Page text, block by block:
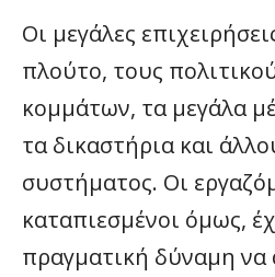
Οι μεγάλες
πλούτο, τους
κομμάτων, τα μεγάλα
τα δικαστήρια και
συστήματος. Οι
καταπιεσμένοι όμως,
πραγματική δύναμη να